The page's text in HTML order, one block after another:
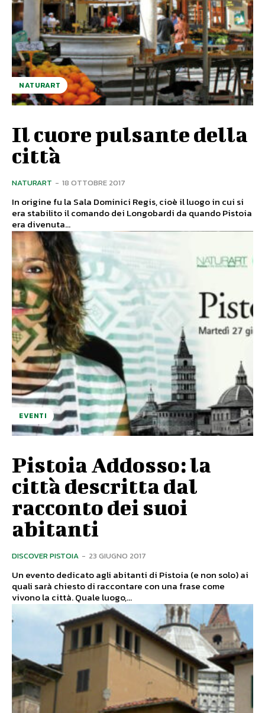
NATURART
Il cuore pulsante della
città
NATURART - 18 OTTOBRE 2017
In origine fu la Sala Dominici Regis, cioè il luogo in cui si
era stabilito il comando dei Longobardi da quando Pistoia
era divenuta...
EVENTI
Pistoia Addosso: la
città descritta dal
racconto dei suoi
abitanti
DISCOVER PISTOIA - 23 GIUGNO 2017
Un evento dedicato agli abitanti di Pistoia (e non solo) ai
quali sarà chiesto di raccontare con una frase come
vivono la città. Quale luogo,...